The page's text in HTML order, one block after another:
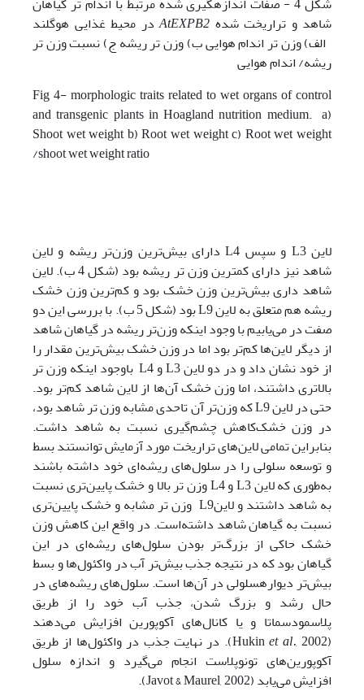
شاهد و تراریخت شده AtEXPB2در محیط غذایی هوگلند
الف) وزن تر اندام هوایی ب) وزن تر ریشه ج) نسبت وزن تر
ریشه/ اندام هوایی
Fig 4- morphologic traits related to wet organs of control
and transgenic plants in Hoagland nutrition medium. a)
Shoot wet weight b) Root wet weight c) Root wet weight
/shoot wet weight ratio
لاین L3 و سپس L4 دارای بیش‌ترین وزن‌تر ریشه و لاین
شاهد نیز دارای کم­ترین وزن تر ریشه بود (شکل 4 ب). لاین
شاهد داری بیش‌ترین وزن خشک بود و کم‌ترین وزن خشک
ریشه هم متعلق به لاین L9 بود (شکل 5 ب). با بررسی این دو
صفت در می‌یابیم با وجود اینکه وزن‌تر ریشه در گیاهان شاهد
از دیگر لاین‌ها کم‌تر بود اما در وزن خشک بیش‌ترین مقدار را
از خود نشان داد و در دو لاین L3‌ و L4 باوجود اینکه وزن تر
بالاتری داشتند، اما وزن خشک‌ آن‌ها از لاین شاهد کم‌تر بود.
حتی در لاین L9 که وزن‌تر آن تاحدی مشابه وزن تر شاهد بود،
در وزن خشک‌کاهش چشم‌گیری نسبت به شاهد داشت.
بنابراین تمامی لاین‌های تراریخت مورد آزمایش توانستند بسط
و توسعه سلولی را در سلول‌های ریشه‌ای خود داشته باشند
به‌طوری که لاین L3‌ و L4‌ وزن تر بالا و خشک پایین‌تری نسبت
به شاهد داشتند و لاینL9 وزن تر مشابه و خشک پایین‌تری
نسبت به گیاهان شاهد داشته‌است. در واقع این کاهش وزن
خشک حاکی از بزرگ‌تر بودن سلول‌های ریشه‌ای در این
گیاهان بود که در نتیجه جذب بیش‌تر آب در واکئول‌ها و بسط
بیش‌تر دیواره­سلولی در آن‌ها است. سلول‌های ریشه‌های در
حال رشد و بزرگ ‌شدن، جذب آب خود را از طریق
پلاسمودسماتا و یا کانال‌های آکوپورین افزایش می‌دهند
(Hukin
et al.
, 2002). در نهایت جذب در واکئول‌ها از طریق
آکوپورین‌های تونوپلاست انجام می‌گیرد و اندازه سلول
افزایش می‌یابد (Javot & Maurel, 2002).